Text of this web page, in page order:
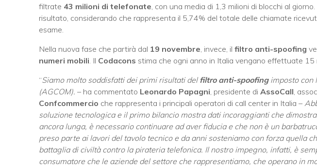
filtrate 43 milioni di telefonate , con una media di 1,3 milioni di blocchi al
risultato, considerando che rappresenta il 5,74% del totale delle chiamate
esame.
Nella nuova fase che partirà dal 19 novembre , invece, il filtro anti-spoofing
numeri mobili . Il Codacons stima che ogni anno in Italia vengano effettuate 15
“Siamo molto soddisfatti dei primi risultati del filtro anti-spoofingimposto con
(AGCOM). – ha commentato Leonardo Papagni , presidente di AssoCall ,
Confcommercio che rappresenta i principali operatori di call center in Italia –
soluzione tecnologica e il primo bilancio mostra dati incoraggianti che
ancora lunga, è necessario continuare ad aver fiducia e che non è un
preso parte ai lavori del tavolo tecnico e da anni sosteniamo con forza quella
battaglia di civiltà contro la pirateria telefonica. Il nostro impegno, infatti, è
consumatore che le aziende del settore che rappresentiamo, che operano in